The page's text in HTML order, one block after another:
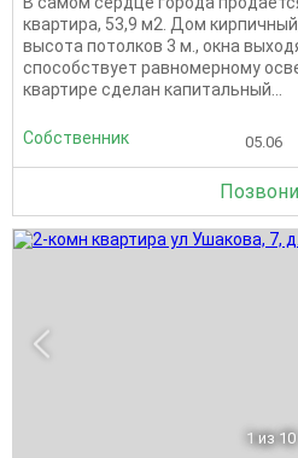
квартира, 53,9 м2. Дом
высота потолков 3 м., окна
способствует равномерному
квартире сделан капитальный...
Собственник 05.06
1 из 10